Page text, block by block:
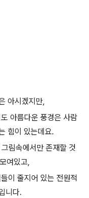
아시겠지만,
아름다운 풍경은 사람
힘이 있는데요.
림속에서만 존재할 것
여있고,
이 줄지어 있는 전원적
니다.